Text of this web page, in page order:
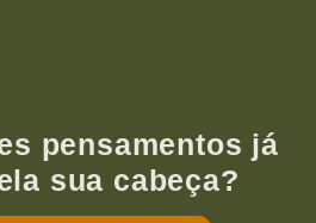
pensamentos já
sua cabeça?